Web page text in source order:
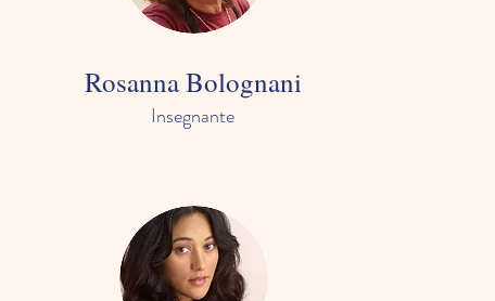
Rosanna Bolognani
Insegnante